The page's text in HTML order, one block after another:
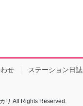
せ ステーション日誌
リ All Rights Reserved.